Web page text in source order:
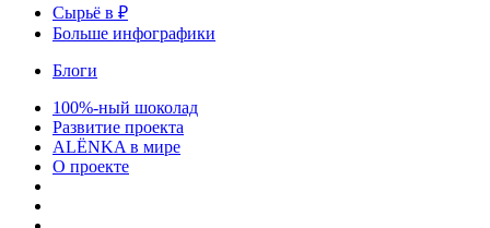
Сырьё в ₽
Больше инфографики
Блоги
100%-ный шоколад
Развитие проекта
ALЁNKA в мире
О проекте